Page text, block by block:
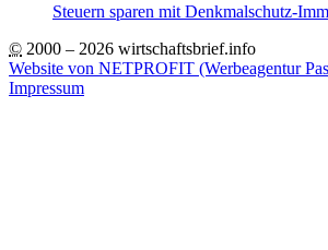
Steuern sparen mit Denkmalschutz-
© 2000 – 2026 wirtschaftsbrief.info
Website von NETPROFIT (Werbeagentur
Impressum